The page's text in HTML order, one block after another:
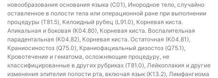
новообразования основания языка (C01), Инородное тело, случайно
оставленное в полости тела или операционной ране при выполнении
процедуры (T81.5), Келоидный рубец (L91.0), Корневая киста.
Апикальная и боковая (К04.80), Корневая киста. Воспалительная
парадентальная (К04.82), Корневая киста. Остаточная (К04.81),
Краниосиностоз (Q75.0), Краниофациальный дизостоз (Q75.1),
Кровотечение и гематома, осложняющие процедуру, не
классифицированные в других рубриках (T81.0), Лейкоплакия и другие
изменения эпителия полости рта, включая язык (K13.2), Лимфангиома